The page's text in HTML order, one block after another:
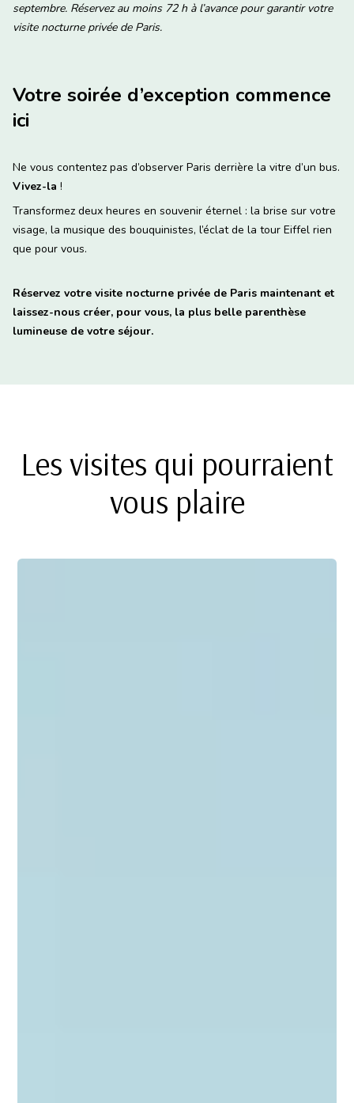
septembre. Réservez au moins 72 h à l’avance pour garantir votre
visite nocturne privée de Paris.
Votre soirée d’exception commence
ici
Ne vous contentez pas d’observer Paris derrière la vitre d’un bus.
Vivez-la !
Transformez deux heures en souvenir éternel : la brise sur votre
visage, la musique des bouquinistes, l’éclat de la tour Eiffel rien
que pour vous.
Réservez votre visite nocturne privée de Paris maintenant et
laissez-nous créer, pour vous, la plus belle parenthèse
lumineuse de votre séjour.
Les visites qui pourraient
vous plaire